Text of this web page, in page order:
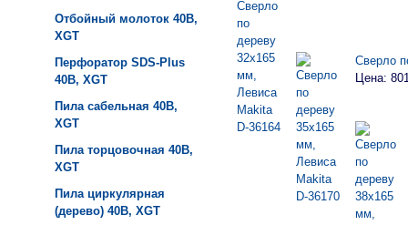
Отбойный молоток 40B,
XGT
Перфоратор SDS-Plus
40B, XGT
Пила сабельная 40B,
XGT
Пила торцовочная 40B,
XGT
Пила циркулярная
(дерево) 40B, XGT
Сверло
Цена: